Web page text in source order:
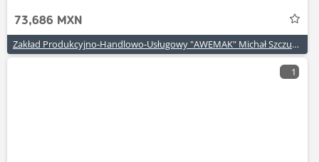
73,686 MXN
Zakład Produkcyjno-Handlowo-Usługowy "AWEMAK" Michał Szczuraszek
1